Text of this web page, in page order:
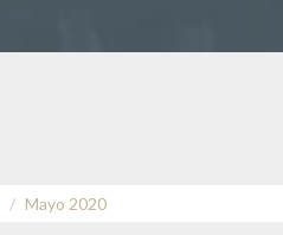
Mayo 2020